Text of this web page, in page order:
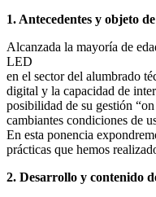
1. Antecedentes y objeto
Alcanzada la mayoría de
LED
en el sector del alumbrado
digital y la capacidad de
posibilidad de su gestión
cambiantes condiciones de
En esta ponencia
prácticas que hemos
2. Desarrollo y contenido